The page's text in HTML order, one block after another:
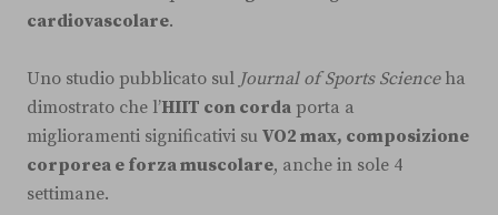
cardiovascolare.
Uno studio pubblicato sul Journal of Sports Scienceha
dimostrato che l’HIIT con corda porta a
miglioramenti significativi su VO2 max, composizione
corporea e forza muscolare, anche in sole 4
settimane.